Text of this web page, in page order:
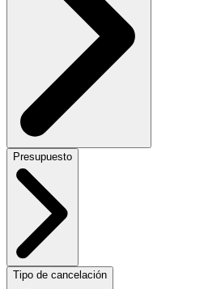
Presupuesto
Tipo de cancelación